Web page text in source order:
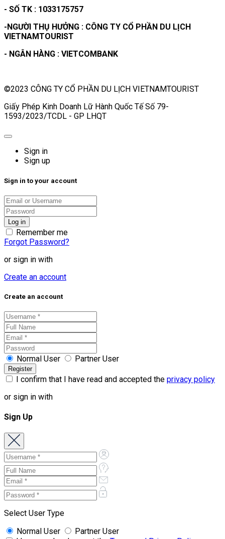
- SỐ TK : 1033175757
-NGƯỜI THỤ HƯỞNG : CÔNG TY CỔ PHẦN DU LỊCH
VIETNAMTOURIST
- NGÂN HÀNG : VIETCOMBANK
©2023 CÔNG TY CỔ PHẦN DU LỊCH VIETNAMTOURIST
Giấy Phép Kinh Doanh Lữ Hành Quốc Tế Số 79-
1593/2023/TCDL - GP LHQT
Sign in
Sign up
Sign in to your account
Remember me
Forgot Password?
or sign in with
Create an account
Create an account
Normal User Partner User
I confirm that I have read and accepted the privacy policy
or sign in with
Sign Up
Select User Type
Normal User
Partner User